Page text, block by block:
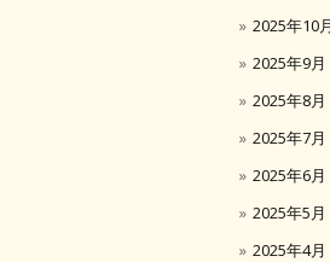
2025年10
2025年9月
2025年8月
2025年7月
2025年6月
2025年5月
2025年4月